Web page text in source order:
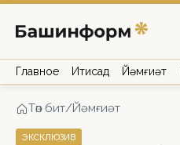
Главное Иҡтисад Йәмғиәт
Төп бит/Йәмғиәт
ЭКСКЛЮЗИВ